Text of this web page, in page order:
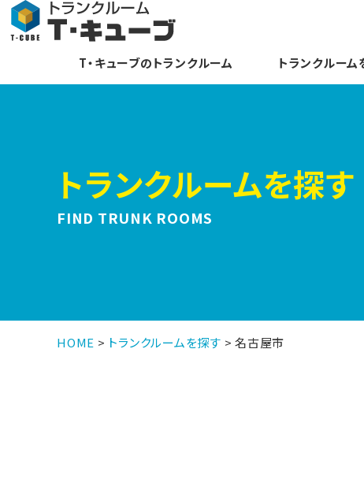
T・キューブのトランクルーム トランクルーム
トランクルームを探す
FIND TRUNK ROOMS
HOME > トランクルームを探す > 名古屋市